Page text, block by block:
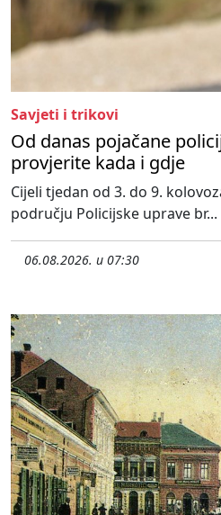
Savjeti i trikovi
Od danas pojačane
provjerite kada i gdje
Cijeli tjedan od 3. do 9.
području Policijske uprave br...
06.08.2026. u 07:30